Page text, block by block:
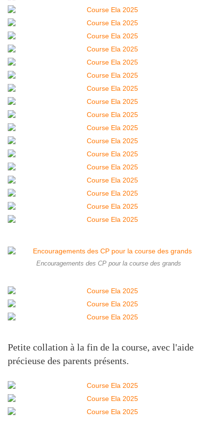
Encouragements des CP pour la course des grands
Petite collation à la fin de la course, avec l'aide
précieuse des parents présents.